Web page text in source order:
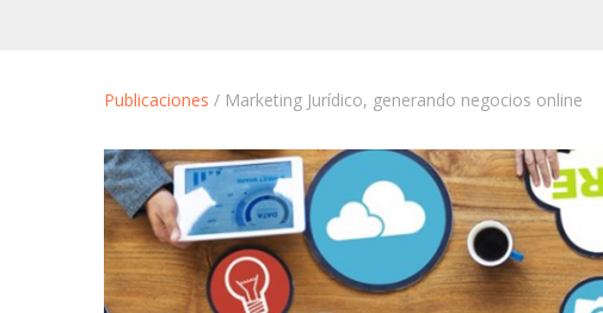
Publicaciones / Marketing Jurídico, generando negocios online